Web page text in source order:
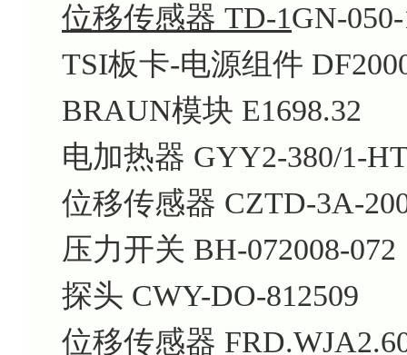
位移传感器 TD-1GN-
TSI板卡-电源组件
BRAUN模块 E1698.32
电加热器 GYY2-380/1-
位移传感器 CZTD-3A-
压力开关 BH-072008-072
探头 CWY-DO-812509
位移传感器